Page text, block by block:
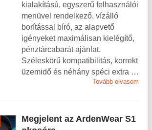
kialakítású, egyszerű felhasználói
menüvel rendelkező, vízálló
borítással bíró, az alapvető
igényeket maximálisan kielégítő,
pénztárcabarát ajánlat.
Széleskörű kompatibilitás, korrekt
üzemidő és néhány spéci extra …
Tovább olvasom
Megjelent az ArdenWear S1